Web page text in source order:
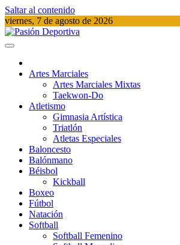
Saltar al contenido
viernes, 7 de agosto de 2026
Artes Marciales
Artes Marciales Mixtas
Taekwon-Do
Atletismo
Gimnasia Artística
Triatlón​
Atletas Especiales
Baloncesto
Balónmano
Béisbol
Kickball​
Boxeo
Fútbol
Natación​
Softball​
Softball​ Femenino